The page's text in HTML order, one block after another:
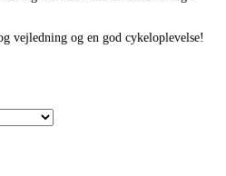
vejledning og en god cykeloplevelse!